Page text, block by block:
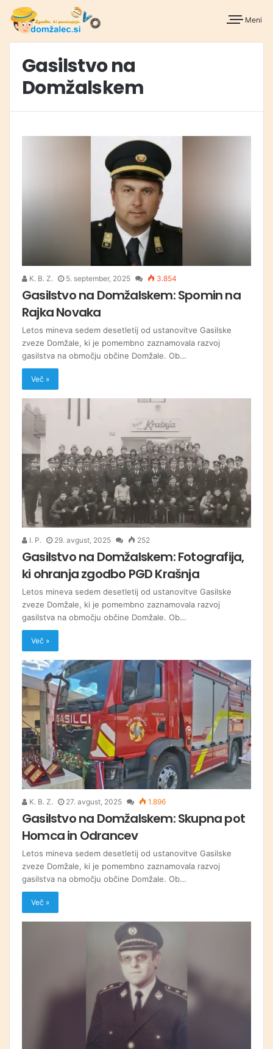
Meni
Gasilstvo na
Domžalskem
K. B. Z. 5. september, 2025 3.854
Gasilstvo na Domžalskem: Spomin na
Rajka Novaka
Letos mineva sedem desetletij od ustanovitve Gasilske
zveze Domžale, ki je pomembno zaznamovala razvoj
gasilstva na območju občine Domžale. Ob…
Več »
I. P. 29. avgust, 2025 252
Gasilstvo na Domžalskem: Fotografija,
ki ohranja zgodbo PGD Krašnja
Letos mineva sedem desetletij od ustanovitve Gasilske
zveze Domžale, ki je pomembno zaznamovala razvoj
gasilstva na območju občine Domžale. Ob…
Več »
K. B. Z. 27. avgust, 2025 1.896
Gasilstvo na Domžalskem: Skupna pot
Homca in Odrancev
Letos mineva sedem desetletij od ustanovitve Gasilske
zveze Domžale, ki je pomembno zaznamovala razvoj
gasilstva na območju občine Domžale. Ob…
Več »